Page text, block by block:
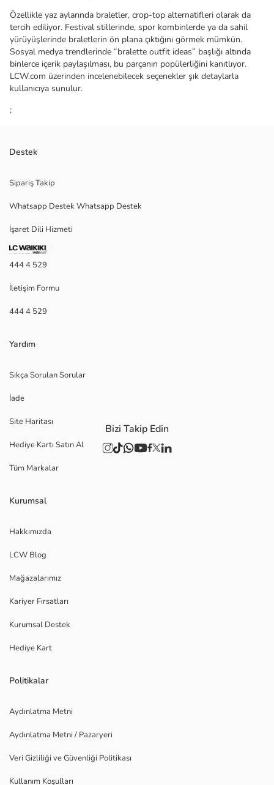
Özellikle yaz aylarında braletler, crop-top alternatifleri olarak da
tercih ediliyor. Festival stillerinde, spor kombinlerde ya da sahil
yürüyüşlerinde braletlerin ön plana çıktığını görmek mümkün.
Sosyal medya trendlerinde “bralette outfit ideas” başlığı altında
binlerce içerik paylaşılması, bu parçanın popülerliğini kanıtlıyor.
LCW.com üzerinden incelenebilecek seçenekler şık detaylarla
kullanıcıya sunulur.
;
Destek
Sipariş Takip
Whatsapp Destek Whatsapp Destek
İşaret Dili Hizmeti
444 4 529
İletişim Formu
444 4 529
Yardım
Sıkça Sorulan Sorular
İade
Site Haritası
Hediye Kartı Satın Al
Tüm Markalar
Kurumsal
Hakkımızda
LCW Blog
Mağazalarımız
Kariyer Fırsatları
Kurumsal Destek
Hediye Kart
Politikalar
Aydınlatma Metni
Aydınlatma Metni / Pazaryeri
Veri Gizliliği ve Güvenliği Politikası
Kullanım Koşulları
Bizi Takip Edin